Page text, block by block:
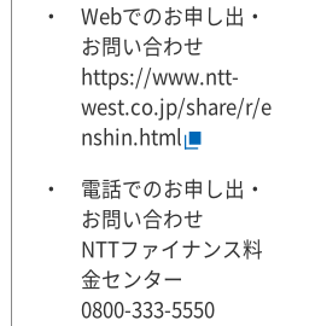
Webでのお申し出・
お問い合わせ
https://www.ntt-
west.co.jp/share/r/e
nshin.html
電話でのお申し出・
お問い合わせ
NTTファイナンス料
金センター
0800-333-5550